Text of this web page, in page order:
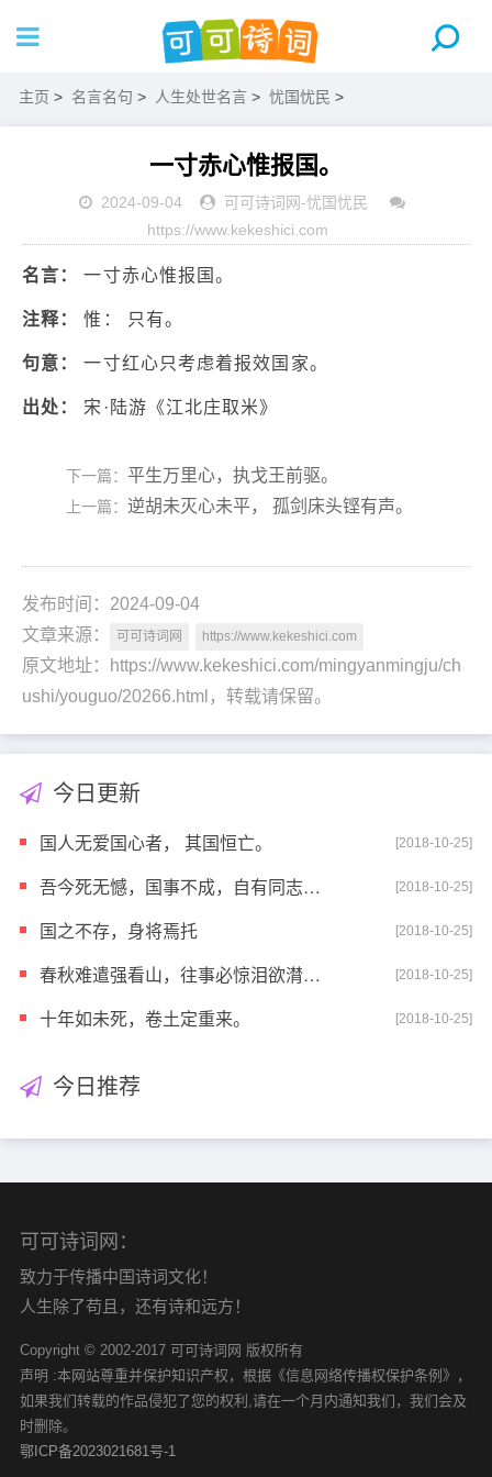
主页 > 名言名句 > 人生处世名言 > 忧国忧民 >
一寸赤心惟报国。
2024-09-04 可可诗词网-忧国忧民
https://www.kekeshici.com
名言： 一寸赤心惟报国。
注释： 惟： 只有。
句意： 一寸红心只考虑着报效国家。
出处： 宋·陆游《江北庄取米》
下一篇： 平生万里心，执戈王前驱。
上一篇： 逆胡未灭心未平， 孤剑床头铿有声。
发布时间：2024-09-04
文章来源：
可可诗词网 https://www.kekeshici.com
原文地址：https://www.kekeshici.com/mingyanmingju/ch
ushi/youguo/20266.html，转载请保留。
今日更新
国人无爱国心者， 其国恒亡。 [2018-10-25]
吾今死无憾，国事不成，自有同志在。 [2018-10-25]
国之不存，身将焉托 [2018-10-25]
春秋难遣强看山，往事必惊泪欲潸，四百万人同一哭，去 [2018-10-25]
十年如未死，卷土定重来。 [2018-10-25]
今日推荐
可可诗词网：
致力于传播中国诗词文化！
人生除了苟且，还有诗和远方！
Copyright © 2002-2017 可可诗词网 版权所有
声明 :本网站尊重并保护知识产权，根据《信息网络传播权保护条例》，
如果我们转载的作品侵犯了您的权利,请在一个月内通知我们，我们会及
时删除。
鄂ICP备2023021681号-1